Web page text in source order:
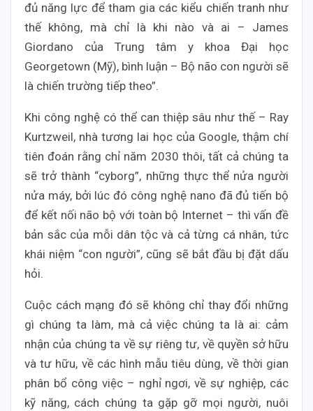
đủ năng lực để tham gia các kiểu chiến tranh như
thế không, mà chỉ là khi nào và ai – James
Giordano của Trung tâm y khoa Đại học
Georgetown (Mỹ), bình luận – Bộ não con người sẽ
là chiến trường tiếp theo”.
Khi công nghệ có thể can thiệp sâu như thế – Ray
Kurtzweil, nhà tương lai học của Google, thậm chí
tiên đoán rằng chỉ năm 2030 thôi, tất cả chúng ta
sẽ trở thành “cyborg”, những thực thể nửa người
nửa máy, bởi lúc đó công nghệ nano đã đủ tiến bộ
để kết nối não bộ với toàn bộ Internet – thì vấn đề
bản sắc của mỗi dân tộc và cả từng cá nhân, tức
khái niệm “con người”, cũng sẽ bắt đầu bị đặt dấu
hỏi.
Cuộc cách mạng đó sẽ không chỉ thay đổi những
gì chúng ta làm, mà cả việc chúng ta là ai: cảm
nhận của chúng ta về sự riêng tư, về quyền sở hữu
và tư hữu, về các hình mẫu tiêu dùng, về thời gian
phân bổ công việc – nghỉ ngơi, về sự nghiệp, các
kỹ năng, cách chúng ta gặp gỡ mọi người, nuôi